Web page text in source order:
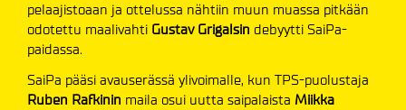
pelaajistoaan ja ottelussa nähtiin muun muassa pitkään
odotettu maalivahti Gustav Grigalsin debyytti SaiPa-
paidassa.
SaiPa pääsi avauserässä ylivoimalle, kun TPS-puolustaja
Ruben Rafkinin maila osui uutta saipalaista Miikka